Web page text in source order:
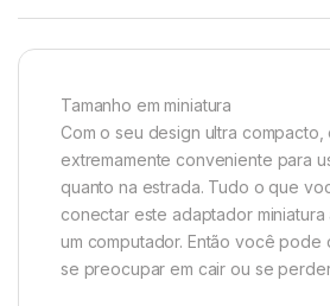
Tamanho em miniatura
Com o seu design ultra compacto,
extremamente conveniente para
quanto na estrada. Tudo o que
conectar este adaptador miniatura
um computador. Então você pode
se preocupar em cair ou se